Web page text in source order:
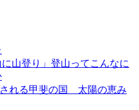
に山登り」登山ってこんなに
される甲斐の国 太陽の恵み